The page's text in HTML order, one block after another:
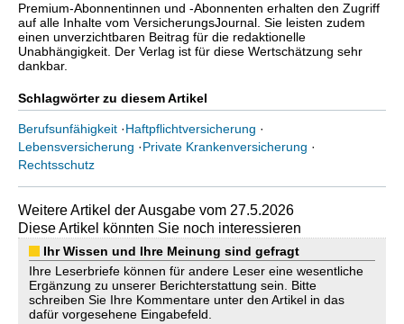
Premium-Abonnentinnen und -Abonnenten erhalten den Zugriff
auf alle Inhalte vom VersicherungsJournal. Sie leisten zudem
einen unverzichtbaren Beitrag für die redaktionelle
Unabhängigkeit. Der Verlag ist für diese Wertschätzung sehr
dankbar.
Schlagwörter zu diesem Artikel
Berufsunfähigkeit ·Haftpflichtversicherung ·
Lebensversicherung ·Private Krankenversicherung ·
Rechtsschutz
Weitere Artikel der Ausgabe vom 27.5.2026
Diese Artikel könnten Sie noch interessieren
Ihr Wissen und Ihre Meinung sind gefragt
Ihre Leserbriefe können für andere Leser eine wesentliche
Ergänzung zu unserer Berichterstattung sein. Bitte
schreiben Sie Ihre Kommentare unter den Artikel in das
dafür vorgesehene Eingabefeld.